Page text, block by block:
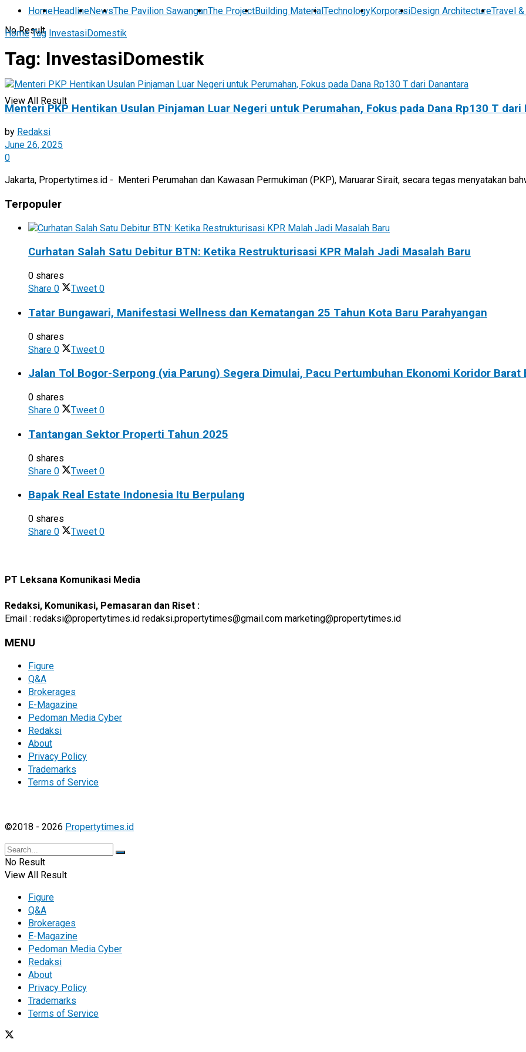
No Result
View All Result
HomeHeadlineNewsThe Pavilion SawanganThe ProjectBuilding MaterialTechnologyKorporasiDesign ArchitectureTravel
Home Tag InvestasiDomestik
Tag: InvestasiDomestik
Menteri PKP Hentikan Usulan Pinjaman Luar Negeri untuk Perumahan, Fokus pada Dana Rp130 T dari
by Redaksi
June 26, 2025
0
Jakarta, Propertytimes.id - Menteri Perumahan dan Kawasan Permukiman (PKP), Maruarar Sirait, secara tegas menyatakan
Terpopuler
Curhatan Salah Satu Debitur BTN: Ketika Restrukturisasi KPR Malah Jadi Masalah Baru
0 shares
Share 0 Tweet 0
Tatar Bungawari, Manifestasi Wellness dan Kematangan 25 Tahun Kota Baru Parahyangan
0 shares
Share 0 Tweet 0
Jalan Tol Bogor-Serpong (via Parung) Segera Dimulai, Pacu Pertumbuhan Ekonomi Koridor Barat
0 shares
Share 0 Tweet 0
Tantangan Sektor Properti Tahun 2025
0 shares
Share 0 Tweet 0
Bapak Real Estate Indonesia Itu Berpulang
0 shares
Share 0 Tweet 0
PT Leksana Komunikasi Media
Redaksi, Komunikasi, Pemasaran dan Riset :
Email : redaksi@propertytimes.id redaksi.propertytimes@gmail.com marketing@propertytimes.id
MENU
Figure
Q&A
Brokerages
E-Magazine
Pedoman Media Cyber
Redaksi
About
Privacy Policy
Trademarks
Terms of Service
©2018 - 2026 Propertytimes.id
No Result
View All Result
Figure
Q&A
Brokerages
E-Magazine
Pedoman Media Cyber
Redaksi
About
Privacy Policy
Trademarks
Terms of Service